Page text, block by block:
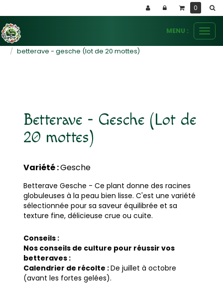
le
MENU :
plants potagers
betterave - gesche (lot de 20 mottes)
Betterave - Gesche (Lot de
20 mottes)
Variété :Gesche
Betterave Gesche - Ce plant donne des racines
globuleuses à la peau bien lisse. C'est une variété
sélectionnée pour sa saveur équilibrée et sa
texture fine, délicieuse crue ou cuite.
Conseils :
Nos conseils de culture pour réussir vos
betteraves :
Calendrier de récolte :De juillet à octobre
(avant les fortes gelées).
0